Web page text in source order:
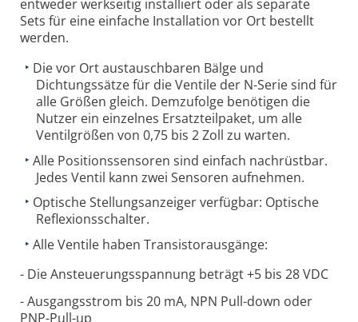
entweder werkseitig installiert oder als separate
Sets für eine einfache Installation vor Ort bestellt
werden.
Die vor Ort austauschbaren Bälge und
Dichtungssätze für die Ventile der N-Serie sind für
alle Größen gleich. Demzufolge benötigen die
Nutzer ein einzelnes Ersatzteilpaket, um alle
Ventilgrößen von 0,75 bis 2 Zoll zu warten.
Alle Positionssensoren sind einfach nachrüstbar.
Jedes Ventil kann zwei Sensoren aufnehmen.
Optische Stellungsanzeiger verfügbar: Optische
Reflexionsschalter.
Alle Ventile haben Transistorausgänge:
- Die Ansteuerungsspannung beträgt +5 bis 28 VDC
- Ausgangsstrom bis 20 mA, NPN Pull-down oder
PNP-Pull-up